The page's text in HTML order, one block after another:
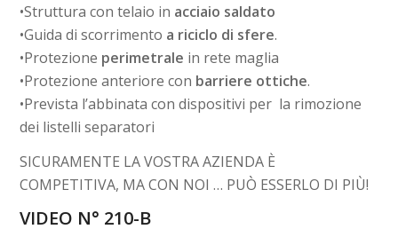
•Struttura con telaio in acciaio saldato
•Guida di scorrimento a riciclo di sfere.
•Protezione perimetrale in rete maglia
•Protezione anteriore con barriere ottiche.
•Prevista l’abbinata con dispositivi per la rimozione
dei listelli separatori
SICURAMENTE LA VOSTRA AZIENDA È
COMPETITIVA, MA CON NOI … PUÒ ESSERLO DI PIÙ!
VIDEO N° 210-B